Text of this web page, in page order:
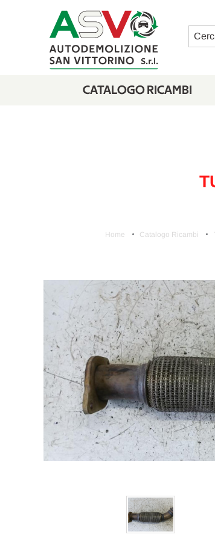
Cerca
CATALOGO RICAMBI
Home Catalogo Ricambi